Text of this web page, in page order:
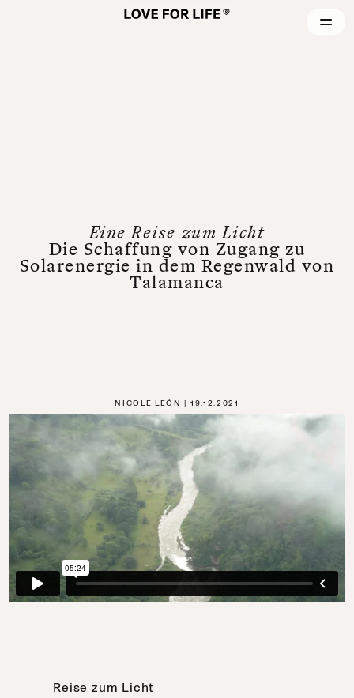
Eine Reise zum Licht
Die Schaffung von Zugang zu
Solarenergie in dem Regenwald von
Talamanca
NICOLE LEÓN 19.12.2021
Reise zum Licht